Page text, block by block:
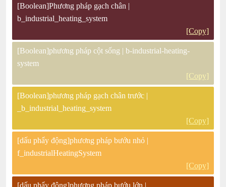
[Boolean]Phương pháp gạch chân |
b_industrial_heating_system
[Copy]
[Boolean]phương pháp cột sống | b-industrial-heating-
system
[Copy]
[Boolean]phương pháp gạch chân trước |
_b_industrial_heating_system
[Copy]
[dấu phẩy động]phương pháp bướu nhỏ |
f_industrialHeatingSystem
[Copy]